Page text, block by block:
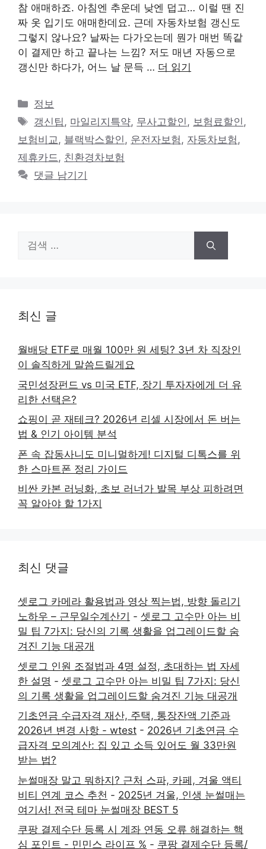
참 애매하죠. 아침엔 추운데 낮엔 덥고… 이럴 땐 진
짜 옷 입기도 애매한데요. 근데 자동차보험 갱신도
그렇지 않나요? 날짜는 다가오는데 뭔가 매번 똑같
이 결제만 하고 끝나는 느낌? 저도 매년 자동으로
갱신만 하다가, 어느 날 문득 … 더 읽기
카
테
리
정보
태
그
갱신팁, 마일리지특약, 무사고할인, 보험료할인,
보험비교, 블랙박스할인, 운전자보험, 자동차보험,
제휴카드, 친환경차보험
댓글 남기기
색:
최신 글
월배당 ETF로 매월 100만 원 세팅? 3년 차 직장인
이 솔직하게 말씀드릴게요
국민성장펀드 vs 미국 ETF, 장기 투자자에게 더 유
리한 선택은?
쇼핑이 곧 재테크? 2026년 리셀 시장에서 돈 버는
법 & 인기 아이템 분석
폰 속 잡동사니도 미니멀하게! 디지털 디톡스를 위
한 스마트폰 정리 가이드
비싼 카본 러닝화, 초보 러너가 발목 부상 피하려면
꼭 알아야 할 1가지
최신 댓글
셋로그 카메라 활용법과 영상 찍는법, 방향 돌리기
노하우 – 근무일수계산기 - 셋로그 고수만 아는 비
밀 팁 7가지: 당신의 기록 생활을 업그레이드할 숨
겨진 기능 대공개
셋로그 인원 조절법과 4명 설정, 초대하는 법 자세
한 설명 - 셋로그 고수만 아는 비밀 팁 7가지: 당신
의 기록 생활을 업그레이드할 숨겨진 기능 대공개
기초연금 수급자격 재산, 주택, 통장잔액 기준과
2026년 변경 사항 - wtest - 2026년 기초연금 수
급자격 모의계산: 집 있고 소득 있어도 월 33만원
받는 법?
눈썰매장 말고 뭐하지? 근처 스파, 카페, 겨울 액티
비티 연계 코스 추천 - 2025년 겨울, 인생 눈썰매는
여기서! 전국 테마 눈썰매장 BEST 5
쿠팡 결제수단 등록 시 계좌 연동 오류 해결하는 핵
심 포인트 - 민민스 라이프 % - 쿠팡 결제수단 등록/